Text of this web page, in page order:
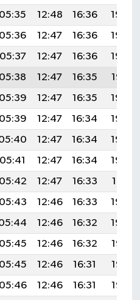
05:35 12:48 16:36
19:50
05:36 12:47 16:36
19:49
05:37 12:47 16:36
19:48
05:38 12:47 16:35
19:47
05:39 12:47 16:35
19:46
05:39 12:47 16:34
19:45
12:47 16:34
19:43
05:41 12:47 16:34
19:42
05:42 12:47 16:33
19:41
05:43 12:46 16:33
19:40
12:46 16:32
19:39
05:45 12:46 16:32
19:37
05:45 12:46 16:31
19:36
05:46 12:46 16:31
19:35